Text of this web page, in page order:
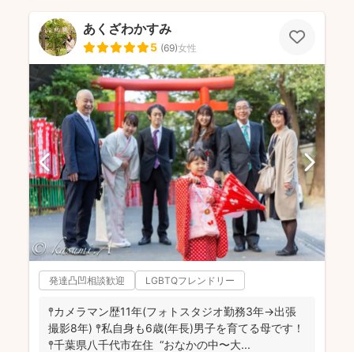
あくざわかすみ
5 (69)女性
発達凸凹相談歓迎 LGBTQフレンドリー
𖤣カメラマン歴11年(フォトスタジオ勤務3年→出張
撮影8年) 𖤣私自身も6歳(年長)男子を育てる母です！
𖤣千葉県八千代市在住 “おなかの中〜大...